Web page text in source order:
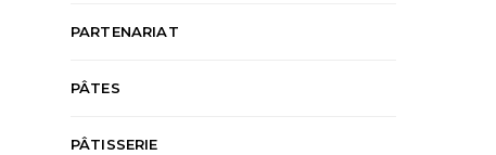
PARTENARIAT
PÂTES
PÂTISSERIE